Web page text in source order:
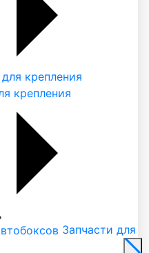
крепления
Запчасти для